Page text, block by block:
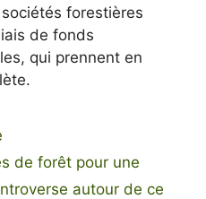
forestières
de fonds
qui prennent en
de forêt pour une
autour de ce